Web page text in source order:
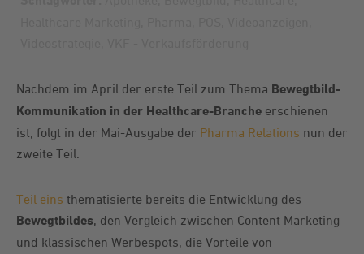
Nachdem im April der erste Teil zum Thema Bewegtbild-
Kommunikation in der Healthcare-Branche erschienen
ist, folgt in der Mai-Ausgabe der Pharma Relations nun der
zweite Teil.
Teil eins thematisierte bereits die Entwicklung des
Bewegtbildes , den Vergleich zwischen Content Marketing
und klassischen Werbespots, die Vorteile von